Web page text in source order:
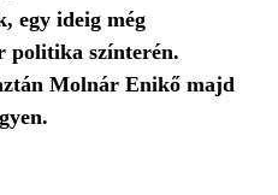
egy ideig még
politika színterén.
Molnár Enikő majd